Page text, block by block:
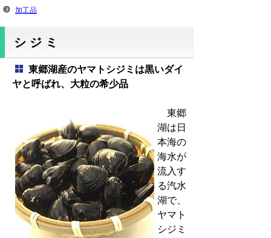
加工品
シジミ
東郷湖産のヤマトシジミは黒いダイ
ヤと呼ばれ、大粒の希少品
東郷
湖は日
本海の
海水が
流入す
る汽水
湖で、
ヤマト
シジミ